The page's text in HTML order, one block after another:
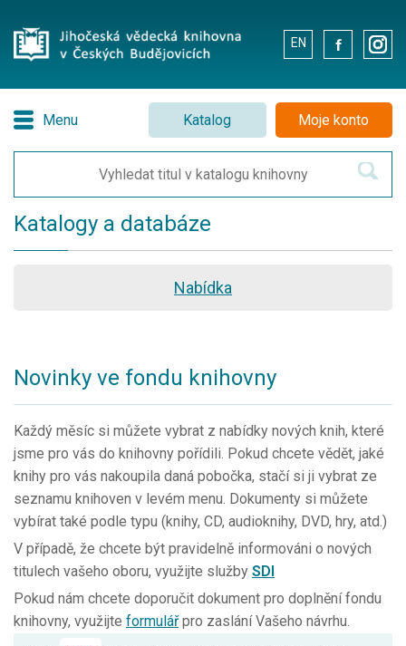
EN . .
Menu Katalog Moje konto
Katalogy a databáze
Nabídka
Novinky ve fondu knihovny
Každý měsíc si můžete vybrat z nabídky nových knih, které
jsme pro vás do knihovny pořídili. Pokud chcete vědět, jaké
knihy pro vás nakoupila daná pobočka, stačí si ji vybrat ze
seznamu knihoven v levém menu. Dokumenty si můžete
vybírat také podle typu (knihy, CD, audioknihy, DVD, hry, atd.)
V případě, že chcete být pravidelně informováni o nových
titulech vašeho oboru, využijte služby SDI
Pokud nám chcete doporučit dokument pro doplnění fondu
knihovny, využijte formulářpro zaslání Vašeho návrhu.